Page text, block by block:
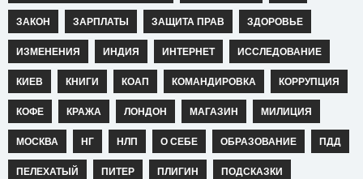
ЗАКОН ЗАРПЛАТЫ ЗАЩИТА ПРАВ ЗДОРОВЬЕ
ИЗМЕНЕНИЯ ИНДИЯ ИНТЕРНЕТ ИССЛЕДОВАНИЕ
КИЕВ КНИГИ КОАП КОМАНДИРОВКА КОРРУПЦИЯ
КОФЕ КРАЖА ЛОНДОН МАГАЗИН МИЛИЦИЯ
МОСКВА НГ НЛП О СЕБЕ ОБРАЗОВАНИЕ ПДД
ПЕЛЕХАТЫЙ ПИТЕР ПЛИГИН ПОДСКАЗКИ